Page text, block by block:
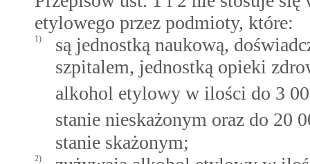
etylowego przez podmioty, które:
1)
są jednostką naukową,
szpitalem, jednostką opieki
alkohol etylowy w ilości do 3
stanie nieskażonym oraz do 20
stanie skażonym;
2)